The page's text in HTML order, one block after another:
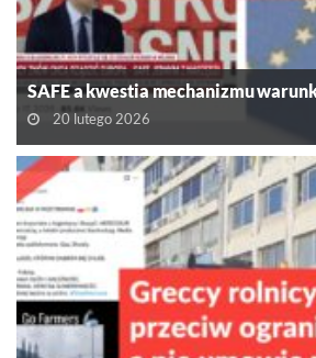
SAFE a kwestia mechanizmu
20 lutego 2026